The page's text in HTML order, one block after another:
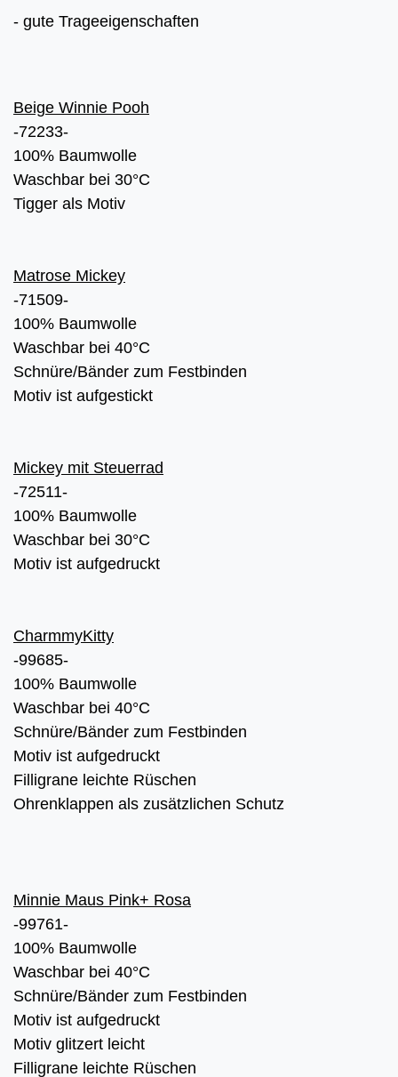
- gute Trageeigenschaften
Beige Winnie Pooh
-72233-
100% Baumwolle
Waschbar bei 30°C
Tigger als Motiv
Matrose Mickey
-71509-
100% Baumwolle
Waschbar bei 40°C
Schnüre/Bänder zum Festbinden
Motiv ist aufgestickt
Mickey mit Steuerrad
-72511-
100% Baumwolle
Waschbar bei 30°C
Motiv ist aufgedruckt
CharmmyKitty
-99685-
100% Baumwolle
Waschbar bei 40°C
Schnüre/Bänder zum Festbinden
Motiv ist aufgedruckt
Filligrane leichte Rüschen
Ohrenklappen als zusätzlichen Schutz
Minnie Maus Pink+ Rosa
-99761-
100% Baumwolle
Waschbar bei 40°C
Schnüre/Bänder zum Festbinden
Motiv ist aufgedruckt
Motiv glitzert leicht
Filligrane leichte Rüschen